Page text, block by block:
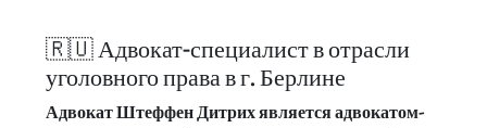
🇷🇺 Адвокат-специалист в отрасли
уголовного права в г. Берлине
Адвокат Штеффен Дитрих является адвокатом-